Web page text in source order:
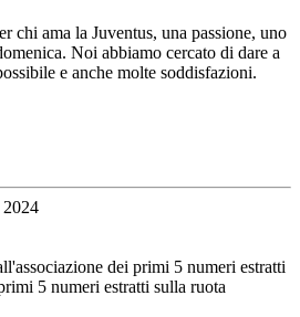
chi ama la Juventus, una passione, uno
Noi abbiamo cercato di dare a
e anche molte soddisfazioni.
dei primi 5 numeri estratti
5 numeri estratti sulla ruota